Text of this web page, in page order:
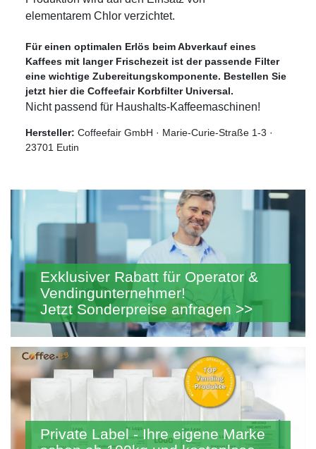
elementarem Chlor verzichtet.
Für einen optimalen Erlös beim Abverkauf eines
Kaffees mit langer Frischezeit ist der passende Filter
eine wichtige Zubereitungskomponente. Bestellen Sie
jetzt hier die Coffeefair Korbfilter Universal.
Nicht passend für Haushalts-Kaffeemaschinen!
Hersteller: Coffeefair GmbH · Marie-Curie-Straße 1-3 ·
23701 Eutin
Exklusiver Rabatt für Operator &
Vendingunternehmer!
Jetzt Sonderpreise anfragen >>
Private Label - Ihre eigene Marke